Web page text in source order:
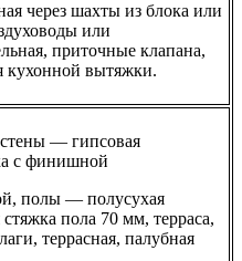
через шахты из блока или
или
приточные клапана,
кухонной вытяжки.
— гипсовая
с финишной
полы — полусухая
пола 70 мм, терраса,
террасная, палубная